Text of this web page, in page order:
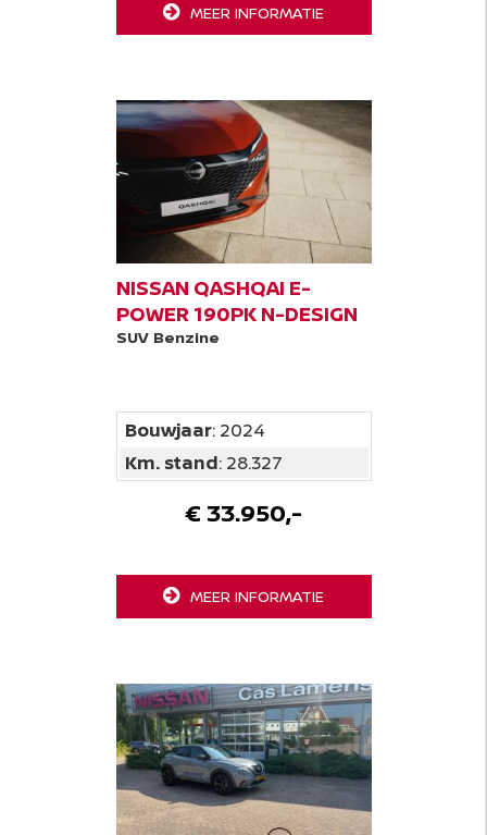
MEER INFORMATIE
NISSAN QASHQAI E-
POWER 190PK N-DESIGN
SUV Benzine
Bouwjaar: 2024
Km. stand: 28.327
€ 33.950,-
MEER INFORMATIE